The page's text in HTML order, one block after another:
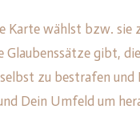
Karte wählst bzw. sie
Glaubenssätze gibt,
zu bestrafen und
Dein Umfeld um